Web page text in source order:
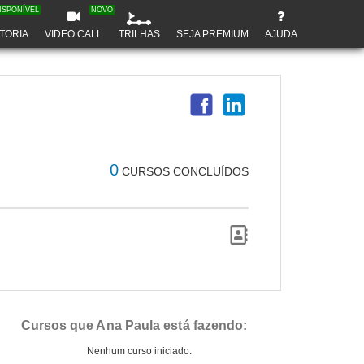
VIDEO CALL
NOVO
TRILHAS SEJA PREMIUM AJUDA
0 CURSOS CONCLUÍDOS
Cursos que Ana Paula está fazendo:
Nenhum curso iniciado.